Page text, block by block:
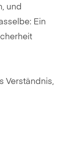
und
Ein
Verständnis,